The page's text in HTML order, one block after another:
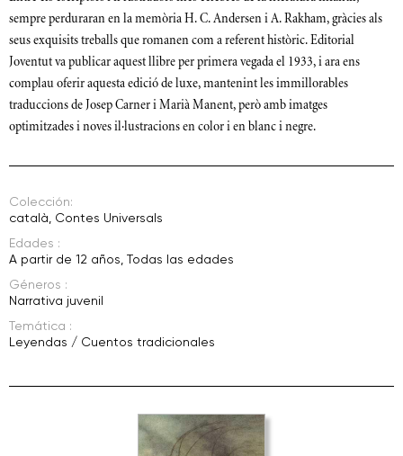
sempre perduraran en la memòria H. C. Andersen i A. Rakham, gràcies als
seus exquisits treballs que romanen com a referent històric. Editorial
Joventut va publicar aquest llibre per primera vegada el 1933, i ara ens
complau oferir aquesta edició de luxe, mantenint les immillorables
traduccions de Josep Carner i Marià Manent, però amb imatges
optimitzades i noves il·lustracions en color i en blanc i negre.
Colección:
català, Contes Universals
Edades :
A partir de 12 años, Todas las edades
Géneros :
Narrativa juvenil
Temática :
Leyendas / Cuentos tradicionales